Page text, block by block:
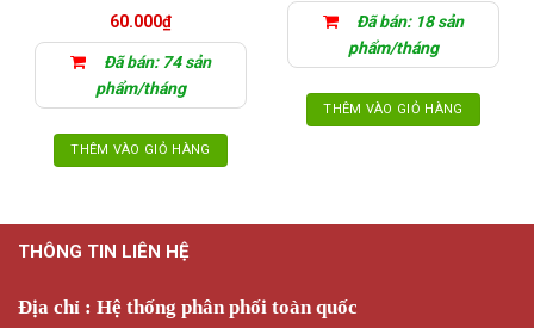
60.000₫
Đã bán: 74 sản
phẩm/tháng
THÊM VÀO GIỎ HÀNG
là:
70.000₫.là:
Đã bán: 18 sản
phẩm/tháng
THÊM VÀO GIỎ HÀNG
THÔNG TIN LIÊN HỆ
Địa chỉ : Hệ thống phân phối toàn quốc